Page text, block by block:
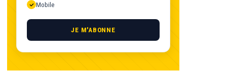
Mobile
JE M'ABONNE